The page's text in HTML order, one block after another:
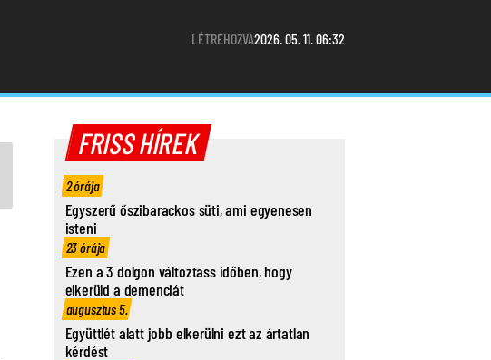
LÉTREHOZVA2026. 05. 11. 06:32
FRISS HÍREK
2 órája
Egyszerű őszibarackos süti, ami egyenesen
isteni
23 órája
Ezen a 3 dolgon változtass időben, hogy
elkerüld a demenciát
augusztus 5.
Együttlét alatt jobb elkerülni ezt az ártatlan
kérdést